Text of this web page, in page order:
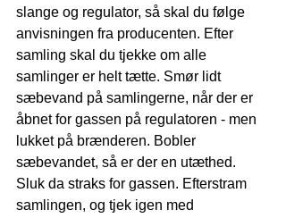
slange og regulator, så skal du følge
anvisningen fra producenten. Efter
samling skal du tjekke om alle
samlinger er helt tætte. Smør lidt
sæbevand på samlingerne, når der er
åbnet for gassen på regulatoren - men
lukket på brænderen. Bobler
sæbevandet, så er der en utæthed.
Sluk da straks for gassen. Efterstram
samlingen, og tjek igen med